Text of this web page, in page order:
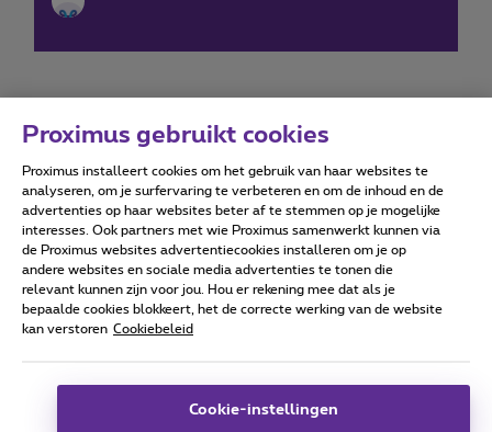
Forumvoorwaarden Accessibility statement
Alle rechten voorbehouden. © Proximus
Algemene voorwaarden, consumenteninfo
Deze website is gecreëerd en wordt beheerd conform het
Proximus gebruikt cookies
Proximus installeert cookies om het gebruik van haar websites te
analyseren, om je surfervaring te verbeteren en om de inhoud en de
advertenties op haar websites beter af te stemmen op je mogelijke
interesses. Ook partners met wie Proximus samenwerkt kunnen via
de Proximus websites advertentiecookies installeren om je op
andere websites en sociale media advertenties te tonen die
relevant kunnen zijn voor jou. Hou er rekening mee dat als je
bepaalde cookies blokkeert, het de correcte werking van de website
kan verstoren Cookiebeleid
Cookie-instellingen